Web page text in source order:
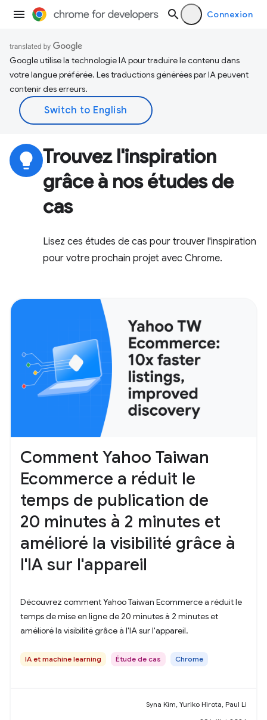
Connexion
Google utilise la technologie IA pour traduire le contenu dans
votre langue préférée. Les traductions générées par IA peuvent
contenir des erreurs.
lightbulb Trouvez l'inspiration
grâce à nos études de
cas
Lisez ces études de cas pour trouver l'inspiration
pour votre prochain projet avec Chrome.
Comment Yahoo Taiwan
Ecommerce a réduit le
temps de publication de
20 minutes à 2 minutes et
amélioré la visibilité grâce à
l'IA sur l'appareil
Découvrez comment Yahoo Taiwan Ecommerce a réduit le
temps de mise en ligne de 20 minutes à 2 minutes et
amélioré la visibilité grâce à l'IA sur l'appareil.
IA et machine learning Étude de cas Chrome
Syna Kim, Yuriko Hirota, Paul Li